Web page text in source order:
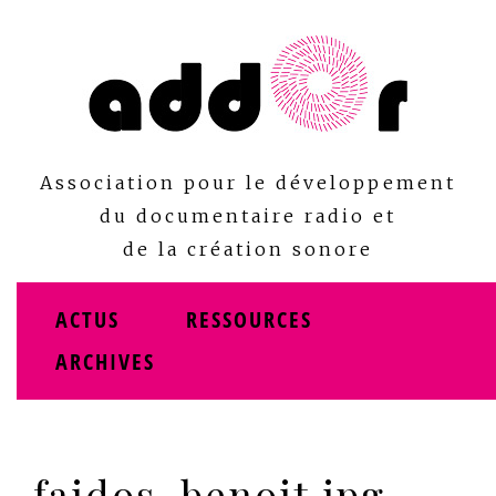
Association pour le développement
du documentaire radio et
de la création sonore
ACTUS
RESSOURCES
ARCHIVES